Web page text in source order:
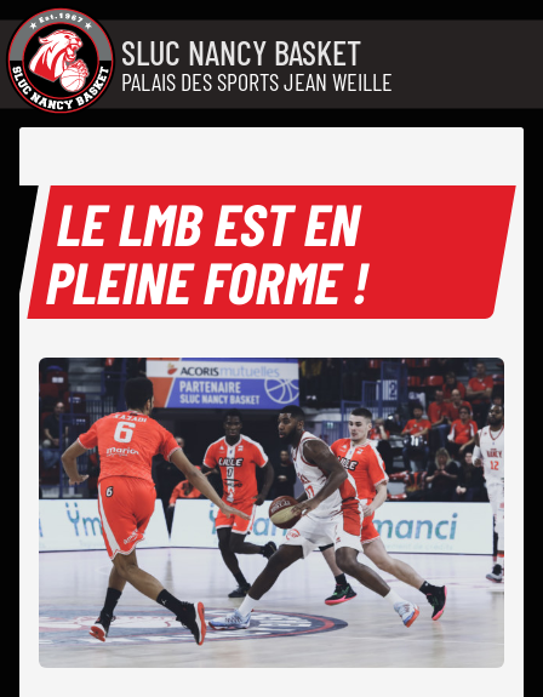
Aller au contenu
SLUC NANCY BASKET
PALAIS DES SPORTS JEAN WEILLE
LE LMB EST EN
PLEINE FORME !